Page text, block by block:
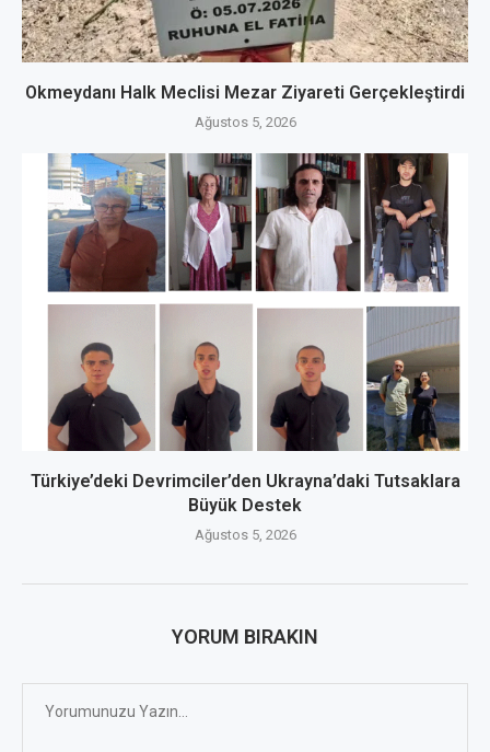
Okmeydanı Halk Meclisi Mezar Ziyareti Gerçekleştirdi
Ağustos 5, 2026
Türkiye’deki Devrimciler’den Ukrayna’daki Tutsaklara
Büyük Destek
Ağustos 5, 2026
YORUM BIRAKIN